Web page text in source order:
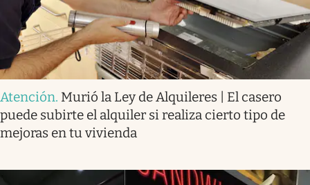
Atención. Murió la Ley de Alquileres | El casero
puede subirte el alquiler si realiza cierto tipo de
mejoras en tu vivienda